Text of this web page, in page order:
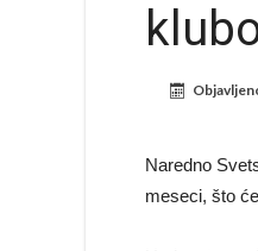
Naredno
meseci, što